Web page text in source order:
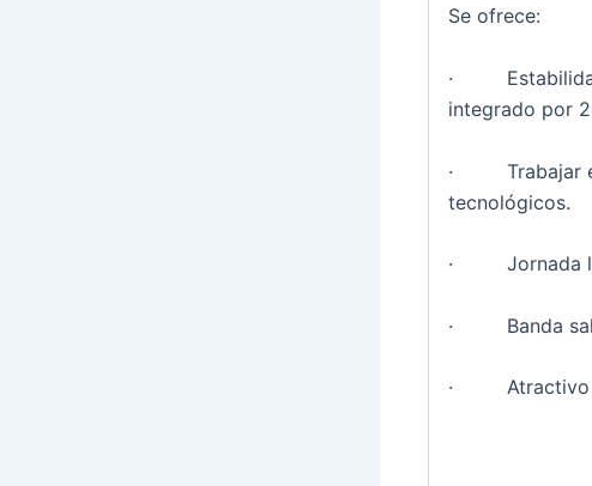
Se ofrece:
· Estabilidad
integrado por
· Trabajar en
tecnológicos.
· Jornada
· Banda
· Atractivo